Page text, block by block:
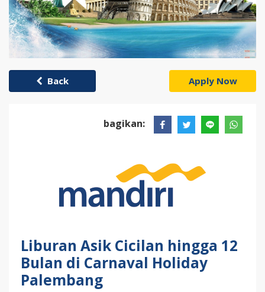
Back Apply Now
bagikan:
Liburan Asik Cicilan hingga 12
Bulan di Carnaval Holiday
Palembang